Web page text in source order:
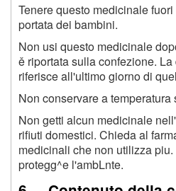
Tenere questo medicinale
portata dei bambini.
Non usi questo medicinale
ě riportata sulla confezione.
riferisce all'ultimo giorno di
Non conservare a temperatura
Non getti alcun medicinale
rifiuti domestici. Chieda al
medicinali che non utilizza
protegg^e l'ambLnte.